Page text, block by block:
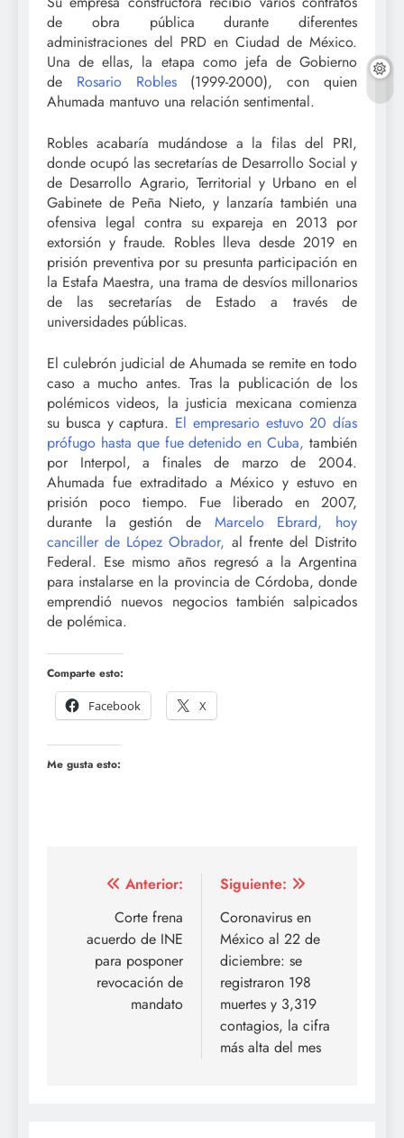
de obra pública durante diferentes
administraciones del PRD en Ciudad de México.
Una de ellas, la etapa como jefa de Gobierno
de Rosario Robles (1999-2000), con quien
Ahumada mantuvo una relación sentimental.
Robles acabaría mudándose a la filas del PRI,
donde ocupó las secretarías de Desarrollo Social y
de Desarrollo Agrario, Territorial y Urbano en el
Gabinete de Peña Nieto, y lanzaría también una
ofensiva legal contra su expareja en 2013 por
extorsión y fraude. Robles lleva desde 2019 en
prisión preventiva por su presunta participación en
la Estafa Maestra, una trama de desvíos millonarios
de las secretarías de Estado a través de
universidades públicas.
El culebrón judicial de Ahumada se remite en todo
caso a mucho antes. Tras la publicación de los
polémicos videos, la justicia mexicana comienza
su busca y captura. El empresario estuvo 20 días
prófugo hasta que fue detenido en Cuba, también
por Interpol, a finales de marzo de 2004.
Ahumada fue extraditado a México y estuvo en
prisión poco tiempo. Fue liberado en 2007,
durante la gestión de Marcelo Ebrard, hoy
canciller de López Obrador, al frente del Distrito
Federal. Ese mismo años regresó a la Argentina
para instalarse en la provincia de Córdoba, donde
emprendió nuevos negocios también salpicados
de polémica.
Comparte esto:
Facebook
X
Me gusta esto:
Navegación
entradas
Anterior:
Corte frena
acuerdo de INE
para posponer
revocación de
mandato
Siguiente:
Coronavirus en
México al 22 de
diciembre: se
registraron 198
muertes y 3,319
contagios, la cifra
más alta del mes